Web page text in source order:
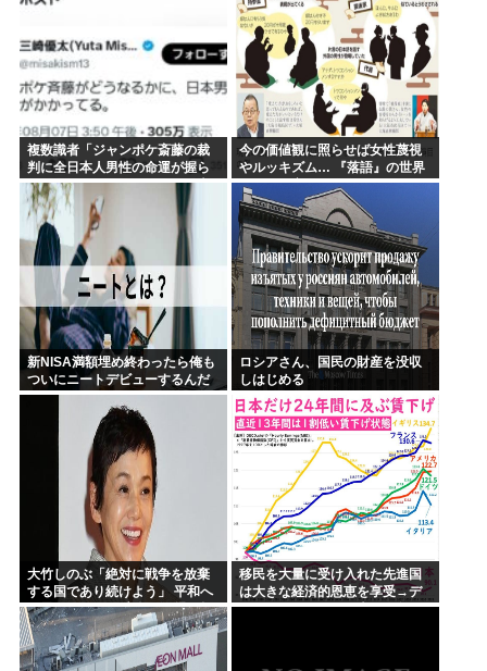
複数識者「ジャンポケ斎藤の裁
判に全日本人男性の命運が握ら
れている。これでだめなら日本
男全員懲役7年だ」
今の価値観に照らせば女性蔑視
やルッキズム… 『落語』の世界
もセリフ変更や改作、現代にふ
さわしい表現模索の動き
新NISA満額埋め終わったら俺も
ついにニートデビューするんだ
がアドバイスある?
ロシアさん、国民の財産を没収
しはじめる
大竹しのぶ「絶対に戦争を放棄
する国であり続けよう」 平和へ
の思いをつづる 広島に原爆が投
下されてから81年
移民を大量に受け入れた先進国
は大きな経済的恩恵を享受→デ
ータでもはっきり日本一人負け